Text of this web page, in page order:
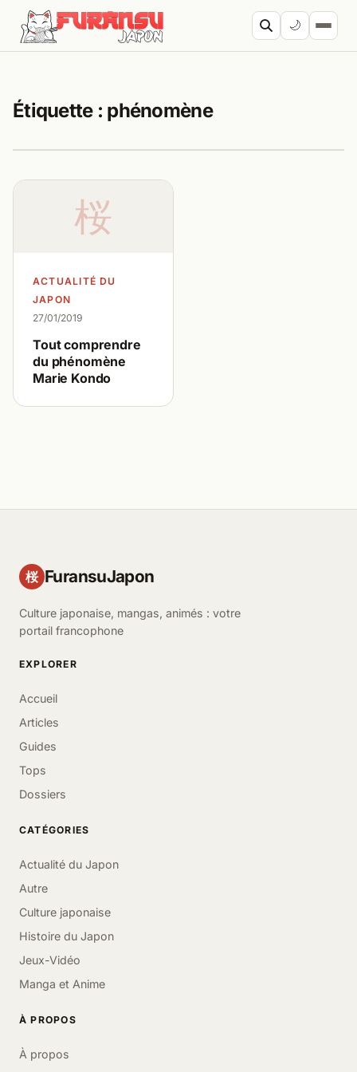
Aller au contenu
🌙
Étiquette : phénomène
桜
ACTUALITÉ DU
JAPON
27/01/2019
Tout comprendre
du phénomène
Marie Kondo
桜 FuransuJapon
Culture japonaise, mangas, animés : votre
portail francophone
EXPLORER
Accueil
Articles
Guides
Tops
Dossiers
CATÉGORIES
Actualité du Japon
Autre
Culture japonaise
Histoire du Japon
Jeux-Vidéo
Manga et Anime
À PROPOS
À propos